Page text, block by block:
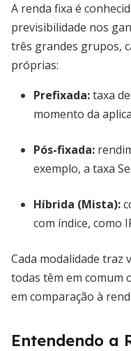
A renda fixa é
previsibilidade nos
três grandes grupos,
próprias:
Prefixada:taxa
momento da
Pós-fixada:
exemplo, a taxa
Híbrida (Mista):
com índice, como
Cada modalidade traz
todas têm em comum
em comparação à
Entendendo a